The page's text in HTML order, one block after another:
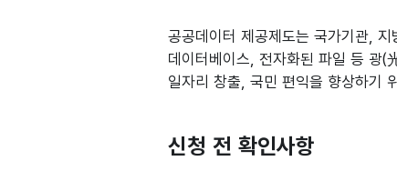
공공데이터 제공제도는 국가기관,
데이터베이스, 전자화된 파일 등 광(
일자리 창출, 국민 편익을 향상하기
신청 전 확인사항